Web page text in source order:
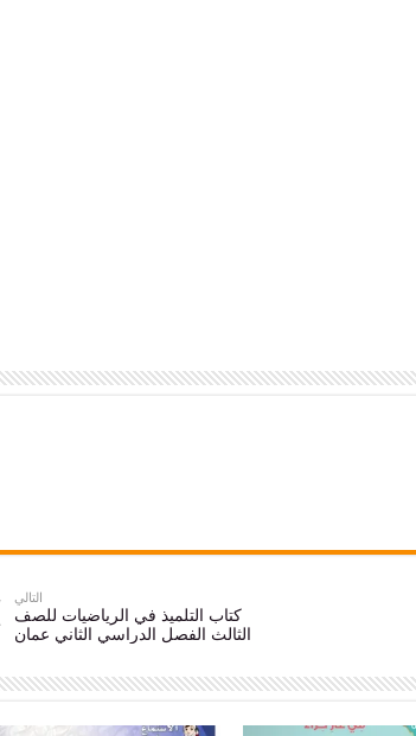
التالي
كتاب التلميذ في الرياضيات للصف
الثالث الفصل الدراسي الثاني عمان